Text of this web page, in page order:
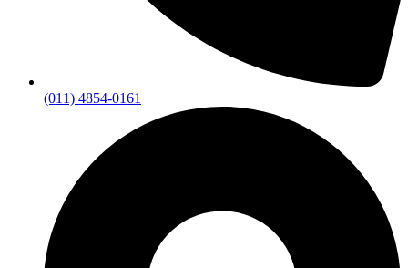
(011) 4854-0161